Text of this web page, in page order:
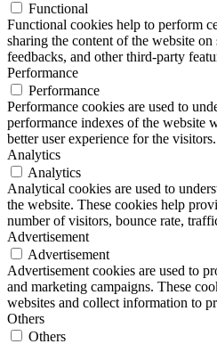
Functional
Functional cookies help to perform
sharing the content of the website
feedbacks, and other third-party
Performance
Performance
Performance cookies are used to
performance indexes of the website
better user experience for the visitors.
Analytics
Analytics
Analytical cookies are used to
the website. These cookies help
number of visitors, bounce rate,
Advertisement
Advertisement
Advertisement cookies are used to
and marketing campaigns. These
websites and collect information to
Others
Others